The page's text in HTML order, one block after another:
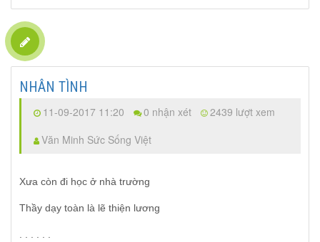
NHÂN TÌNH
11-09-2017 11:20 0 nhận xét
2439 lượt xem
Văn Minh Sức Sống Việt
Xưa còn đi học ở nhà trường
Thầy dạy toàn là lẽ thiện lương